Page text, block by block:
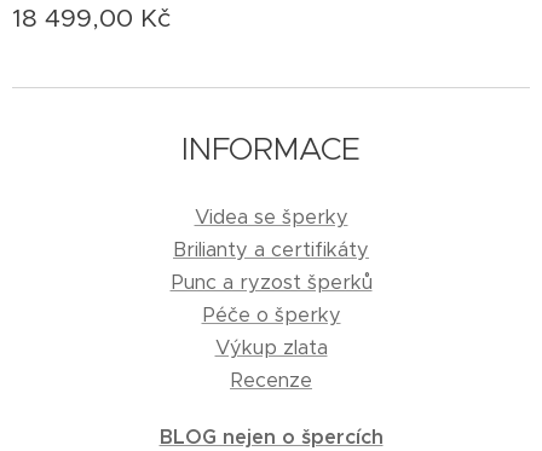
18 499,00 Kč
INFORMACE
Videa se šperky
Brilianty a certifikáty
Punc a ryzost šperků
Péče o šperky
Výkup zlata
Recenze
BLOG nejen o špercích